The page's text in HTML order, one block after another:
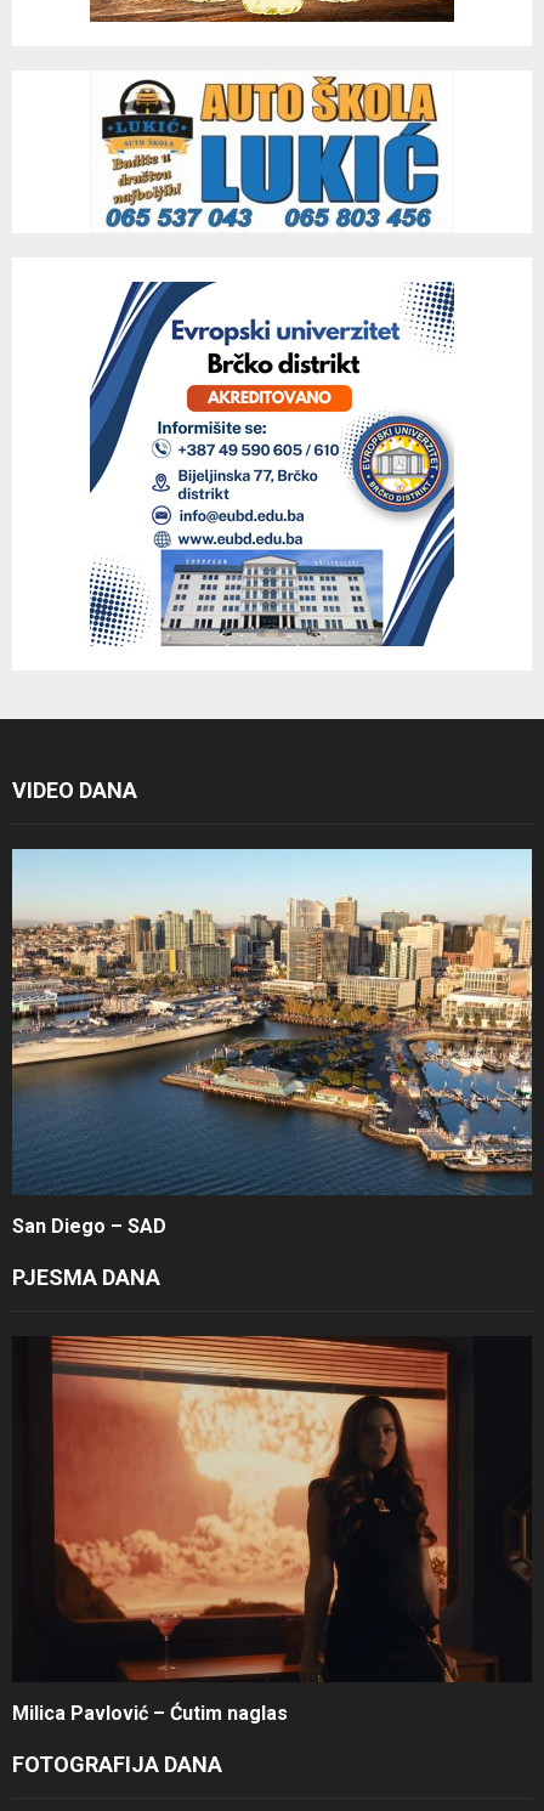
VIDEO DANA
San Diego – SAD
PJESMA DANA
Milica Pavlović – Ćutim naglas
FOTOGRAFIJA DANA